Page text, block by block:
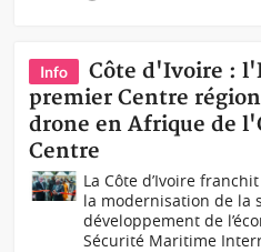
Info
Côte d'Ivoire :
premier Centre
drone en Afrique de
Centre
La Côte d’Ivoire
la modernisation de la
développement de
Sécurité Maritime